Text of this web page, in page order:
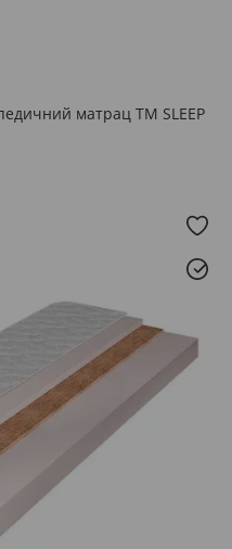
матрац ТМ SLEEP